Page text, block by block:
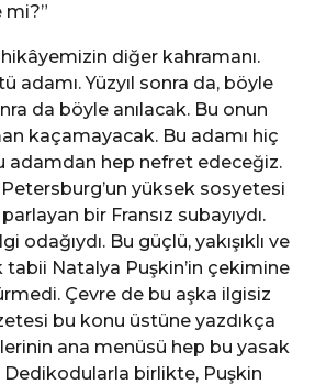
mi?”
diğer kahramanı.
adamı. Yüzyıl sonra da, böyle
da böyle anılacak. Bu onun
kaçamayacak. Bu adamı hiç
adamdan hep nefret edeceğiz.
Petersburg’un yüksek sosyetesi
parlayan bir Fransız subayıydı.
odağıydı. Bu güçlü, yakışıklı ve
tabii Natalya Puşkin’in çekimine
Çevre de bu aşka ilgisiz
bu konu üstüne yazdıkça
ana menüsü hep bu yasak
Dedikodularla birlikte, Puşkin